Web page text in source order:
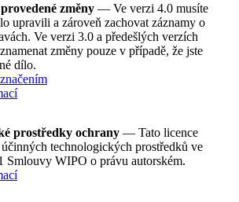
změny — Ve verzi 4.0 musíte
upravili a zároveň zachovat záznamy o
Ve verzi 3.0 a předešlých verzích
změny pouze v případě, že jste
dílo.
prostředky ochrany — Tato licence
technologických prostředků ve
Smlouvy WIPO o právu autorském.